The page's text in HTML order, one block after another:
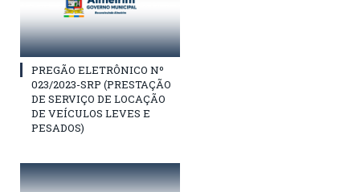
PREGÃO ELETRÔNICO Nº
023/2023-SRP (PRESTAÇÃO
DE SERVIÇO DE LOCAÇÃO
DE VEÍCULOS LEVES E
PESADOS)